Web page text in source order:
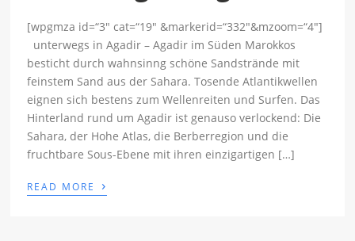
[wpgmza id=“3″ cat=“19″ &markerid=“332″&mzoom=“4″]
unterwegs in Agadir – Agadir im Süden Marokkos
besticht durch wahnsinng schöne Sandstrände mit
feinstem Sand aus der Sahara. Tosende Atlantikwellen
eignen sich bestens zum Wellenreiten und Surfen. Das
Hinterland rund um Agadir ist genauso verlockend: Die
Sahara, der Hohe Atlas, die Berberregion und die
fruchtbare Sous-Ebene mit ihren einzigartigen […]
READ MORE ›